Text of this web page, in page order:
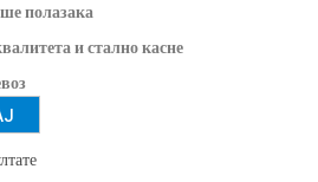
полазака
и стално касне